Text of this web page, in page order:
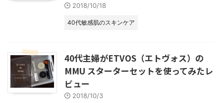
2018/10/18
40代敏感肌のスキンケア
40代主婦がETVOS（エトヴォス）の
MMU スターターセットを使ってみたレ
ビュー
2018/10/3